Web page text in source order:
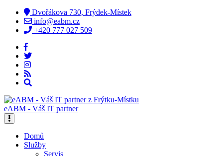
Dvořákova 730, Frýdek-Místek
info@eabm.cz
+420 777 027 509
eABM - Váš IT partner
Domů
Služby
Servis